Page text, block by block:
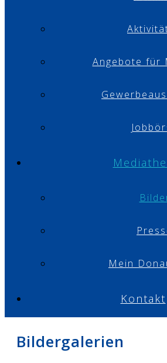
Angebote für
Mein
Kontakt
Bildergalerien